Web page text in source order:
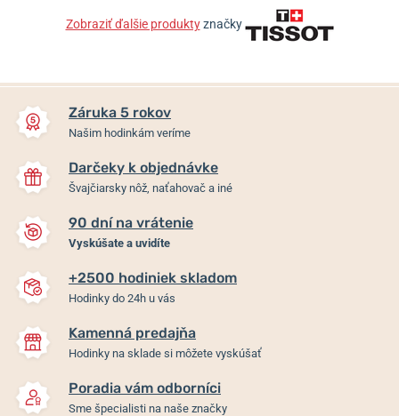
Zobraziť ďalšie produktyznačky
Záruka 5 rokov
Našim hodinkám veríme
Darčeky k objednávke
Švajčiarsky nôž, naťahovač a iné
90 dní na vrátenie
Vyskúšate a uvidíte
+2500 hodiniek skladom
Hodinky do 24h u vás
Kamenná predajňa
Hodinky na sklade si môžete vyskúšať
Poradia vám odborníci
Sme špecialisti na naše značky